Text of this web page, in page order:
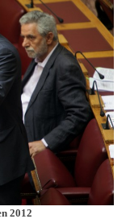
2012